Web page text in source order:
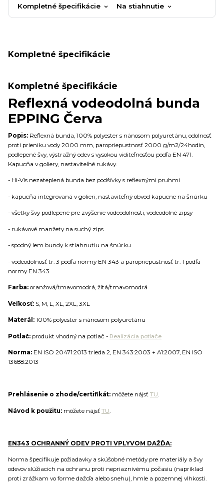
Kompletné špecifikácie Na stiahnutie
Kompletné špecifikácie
Kompletné špecifikácie
Reflexná vodeodolná bunda
EPPING Červa
Popis: Reflexná bunda, 100% polyester s nánosom polyuretánu, odolnosť
proti prieniku vody 2000 mm, paropriepustnosť 2000 g/m2/24hodin,
podlepené švy, výstražný odev s vysokou viditeľnosťou podľa EN 471.
Kapucňa v goliery, nastaviteľné rukávy.
- Hi-Vis nezateplená bunda bez podšívky s reflexnými pruhmi
- kapucňa integrovaná v golieri, nastaviteľný obvod kapucne na šnúrku
- všetky švy podlepené pre zvýšenie vodeodolnosti, vodeodolné zipsy
- rukávové manžety na suchý zips
- spodný lem bundy k stiahnutiu na šnúrku
- vodeodolnosť tr. 3 podľa normy EN 343 a paropriepustnosť tr. 1 podľa
normy EN 343
Farba: oranžová/tmavomodrá, žltá/tmavomodrá
Veľkosť: S, M, L, XL, 2XL, 3XL
Materál: 100% polyester s nánosom polyuretánu
Potlač: produkt vhodný na potlač - Realizácia potlače
Norma: EN ISO 20471:2013 trieda 2, EN 343:2003 + A1:2007, EN ISO
13688:2013
Prehlásenie o zhode/certifikát: môžete nájsť TU.
Návod k použitu: môžete nájsť TU.
EN343 OCHRANNÝ ODEV PROTI VPLYVOM DAŽĎA:
Norma špecifikuje požiadavky a skúšobné metódy pre materiály a švy
odevov slúžiacich na ochranu proti nepriaznivému počasiu (napríklad
proti zrážkam vo forme dažďa alebo snehu), hmle a pozemnej vlhkosti.